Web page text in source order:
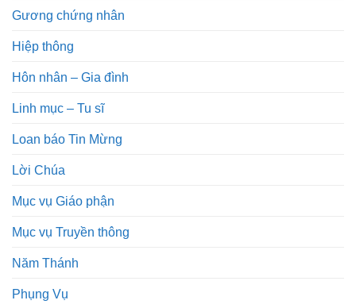
Gương chứng nhân
Hiệp thông
Hôn nhân – Gia đình
Linh mục – Tu sĩ
Loan báo Tin Mừng
Lời Chúa
Mục vụ Giáo phận
Mục vụ Truyền thông
Năm Thánh
Phụng Vụ